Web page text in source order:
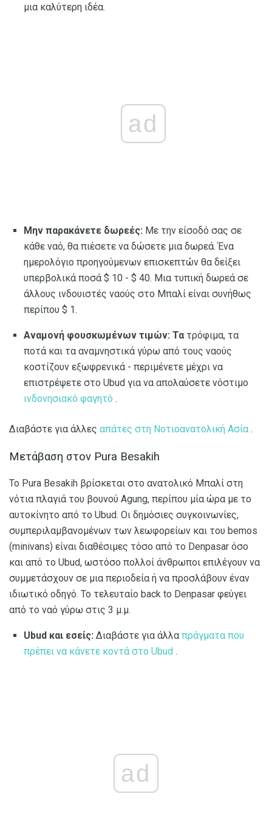
μια καλύτερη ιδέα.
ad
Μην παρακάνετε δωρεές: Με την είσοδό σας σε
κάθε ναό, θα πιέσετε να δώσετε μια δωρεά. Ένα
ημερολόγιο προηγούμενων επισκεπτών θα δείξει
υπερβολικά ποσά $ 10 - $ 40. Μια τυπική δωρεά σε
άλλους ινδουιστές ναούς στο Μπαλί είναι συνήθως
περίπου $ 1.
Αναμονή φουσκωμένων τιμών: Τα τρόφιμα, τα
ποτά και τα αναμνηστικά γύρω από τους ναούς
κοστίζουν εξωφρενικά - περιμένετε μέχρι να
επιστρέψετε στο Ubud για να απολαύσετε νόστιμο
ινδονησιακό φαγητό .
Διαβάστε για άλλες απάτες στη Νοτιοανατολική Ασία .
Μετάβαση στον Pura Besakih
Το Pura Besakih βρίσκεται στο ανατολικό Μπαλί στη
νότια πλαγιά του βουνού Agung, περίπου μία ώρα με το
αυτοκίνητο από το Ubud. Οι δημόσιες συγκοινωνίες,
συμπεριλαμβανομένων των λεωφορείων και του bemos
(minivans) είναι διαθέσιμες τόσο από το Denpasar όσο
και από το Ubud, ωστόσο πολλοί άνθρωποι επιλέγουν να
συμμετάσχουν σε μια περιοδεία ή να προσλάβουν έναν
ιδιωτικό οδηγό. Το τελευταίο back to Denpasar φεύγει
από το ναό γύρω στις 3 μ.μ.
Ubud και εσείς: Διαβάστε για άλλα πράγματα που
πρέπει να κάνετε κοντά στο Ubud .
ad